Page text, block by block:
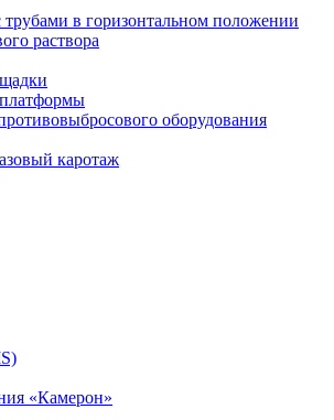
в горизонтальном положении
раствора
оборудования
каротаж
«Камерон»